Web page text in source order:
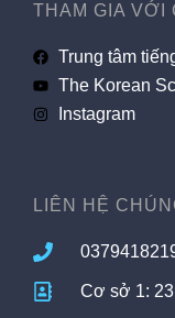
THAM GIA VỚI
Trung tâm
The Korean
Instagram
LIÊN HỆ
Cơ sở 1: